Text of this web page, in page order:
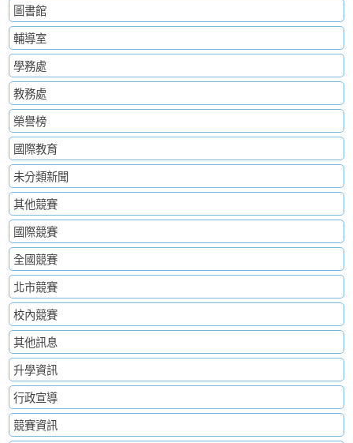
圖書館
輔導室
學務處
教務處
榮譽榜
國際教育
未分類新聞
其他競賽
國際競賽
全國競賽
北市競賽
校內競賽
其他訊息
升學資訊
行政宣導
競賽資訊